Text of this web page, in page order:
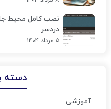
نصب کامل محیط
دردسر
۵ مرداد ۱۴۰۴
دسته
آموزشی